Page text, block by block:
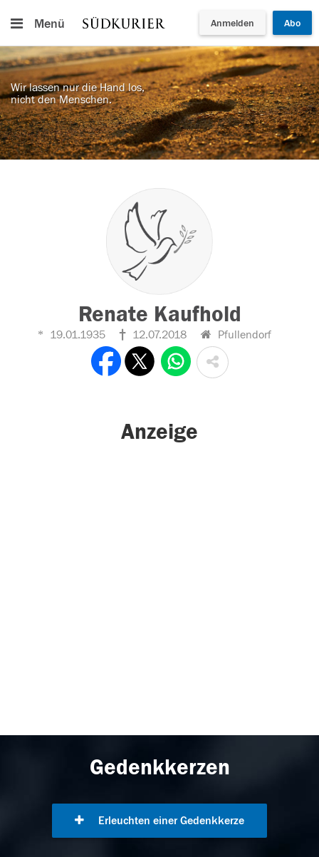
Menü Anmelden Abo
Wir lassen nur die Hand los,
nicht den Menschen.
Renate Kaufhold
19.01.1935 12.07.2018 Pfullendorf
Anzeige
Gedenkkerzen
Erleuchten einer Gedenkkerze